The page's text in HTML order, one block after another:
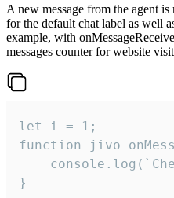
A new message from the agent
for the default chat label as well
example, with
messages counter for website
let i = 1;
function
}